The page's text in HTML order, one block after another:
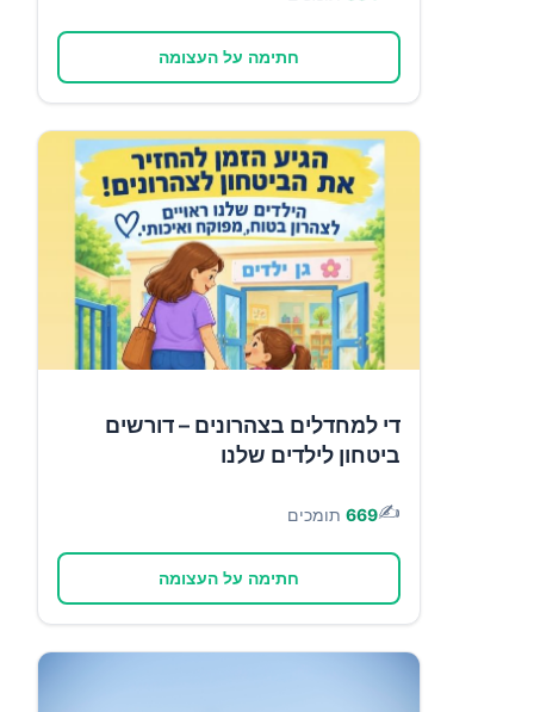
חתימה על העצומה
די למחדלים בצהרונים – דורשים
ביטחון לילדים שלנו
✍️
669 תומכים
חתימה על העצומה